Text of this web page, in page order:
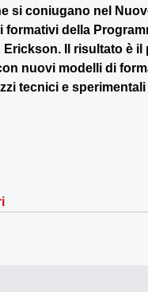
si coniugano nel
della
Il risultato è il
nuovi modelli di
tecnici e